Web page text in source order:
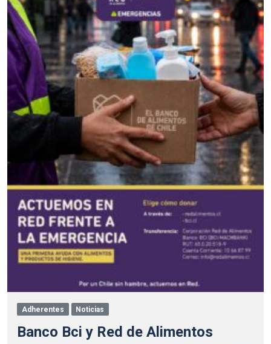
Adherentes Noticias
Banco Bci y Red de Alimentos